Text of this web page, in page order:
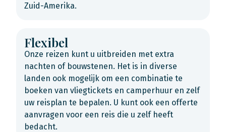
Zuid-Amerika.
Flexibel
Onze reizen kunt u uitbreiden met extra
nachten of bouwstenen. Het is in diverse
landen ook mogelijk om een combinatie te
boeken van vliegtickets en camperhuur en zelf
uw reisplan te bepalen. U kunt ook een offerte
aanvragen voor een reis die u zelf heeft
bedacht.